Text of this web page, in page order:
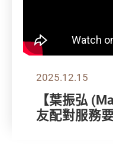
2025.12.15
【葉振弘
友配對服務要